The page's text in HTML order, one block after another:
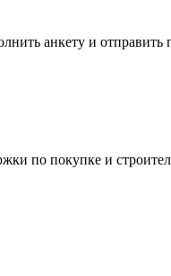
анкету и отправить
по покупке и